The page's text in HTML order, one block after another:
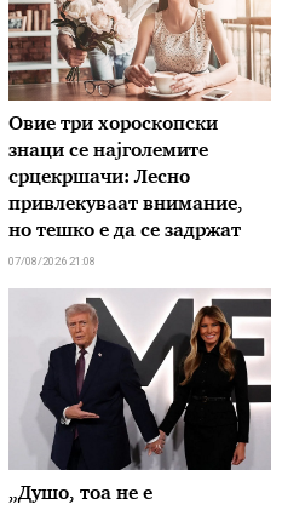
Овие три хороскопски
знаци се најголемите
срцекршачи: Лесно
привлекуваат внимание,
но тешко е да се задржат
07/08/2026 21:08
„Душо, тоа не е